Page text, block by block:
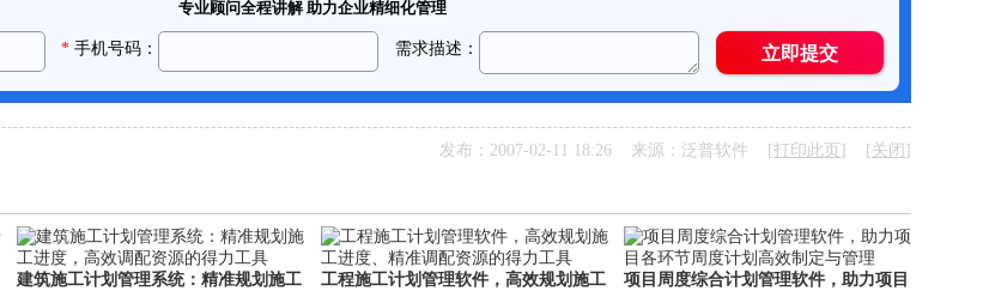
发布：2007-02-11 18:26 来源：泛普软件 [打印此页 ] [关闭 ]
建筑施工计划管理系统：精准规划施工
工程施工计划管理软件，高效规划施工
项目周度综合计划管理软件，助力项目